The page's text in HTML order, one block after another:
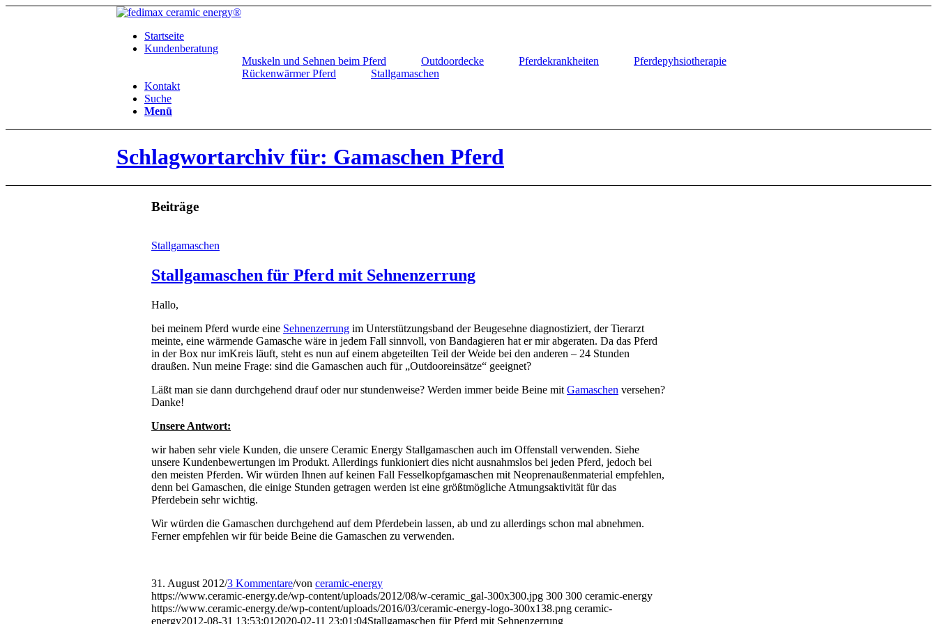
Startseite
Kundenberatung
Muskeln und Sehnen beim Pferd
Outdoordecke Pferdekrankheiten
Pferdepyhsiotherapie
Rückenwärmer Pferd
Stallgamaschen
Kontakt
Suche
Menü
Schlagwortarchiv für: Gamaschen Pferd
Beiträge
Stallgamaschen
Stallgamaschen für Pferd mit Sehnenzerrung
Hallo,
bei meinem Pferd wurde eine Sehnenzerrung im Unterstützungsband der Beugesehne diagnostiziert, der Tierarzt
meinte, eine wärmende Gamasche wäre in jedem Fall sinnvoll, von Bandagieren hat er mir abgeraten. Da das Pferd
in der Box nur imKreis läuft, steht es nun auf einem abgeteilten Teil der Weide bei den anderen – 24 Stunden
draußen. Nun meine Frage: sind die Gamaschen auch für „Outdooreinsätze“ geeignet?
Läßt man sie dann durchgehend drauf oder nur stundenweise? Werden immer beide Beine mit Gamaschen versehen?
Danke!
Unsere Antwort:
wir haben sehr viele Kunden, die unsere Ceramic Energy Stallgamaschen auch im Offenstall verwenden. Siehe
unsere Kundenbewertungen im Produkt. Allerdings funkioniert dies nicht ausnahmslos bei jeden Pferd, jedoch bei
den meisten Pferden. Wir würden Ihnen auf keinen Fall Fesselkopfgamaschen mit Neoprenaußenmaterial empfehlen,
denn bei Gamaschen, die einige Stunden getragen werden ist eine größtmögliche Atmungsaktivität für das
Pferdebein sehr wichtig.
Wir würden die Gamaschen durchgehend auf dem Pferdebein lassen, ab und zu allerdings schon mal abnehmen.
Ferner empfehlen wir für beide Beine die Gamaschen zu verwenden.
31. August 2012/3 Kommentare/von ceramic-energy
https://www.ceramic-energy.de/wp-content/uploads/2012/08/w-ceramic_gal-300x300.jpg 300 300 ceramic-energy
https://www.ceramic-energy.de/wp-content/uploads/2016/03/ceramic-energy-logo-300x138.png ceramic-
energy2012-08-31 13:53:01 2020-02-11 23:01:04Stallgamaschen für Pferd mit Sehnenzerrung